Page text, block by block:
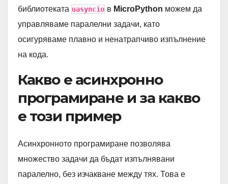
библиотеката uasyncio в MicroPython можем да
управляваме паралелни задачи, като
осигуряваме плавно и ненатрапчиво изпълнение
на кода.
Какво е асинхронно
програмиране и за какво
е този пример
Асинхронното програмиране позволява
множество задачи да бъдат изпълнявани
паралелно, без изчакване между тях. Това е